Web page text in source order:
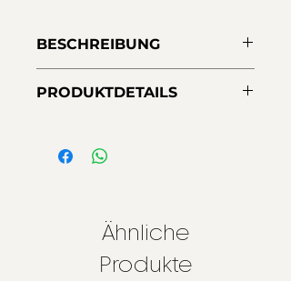
BESCHREIBUNG
Silber mit glänzender Oberfläche,
Shine Luca Lorenzini-Kollektion.
PRODUKTDETAILS
Ausführungen:
Ähnliche
Produkte